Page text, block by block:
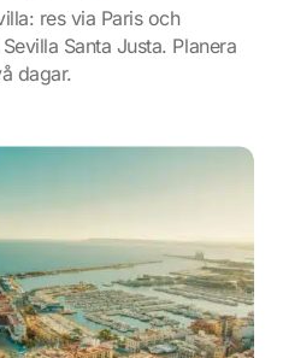
res via Paris och
Santa Justa. Planera
dagar.